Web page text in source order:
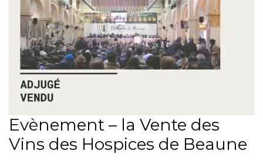
Evènement – la Vente des
Vins des Hospices de Beaune